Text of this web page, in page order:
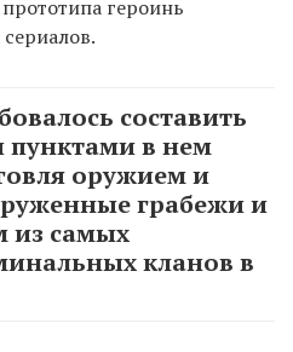
героинь
составить
в нем
оружием и
грабежи и
из самых
кланов в